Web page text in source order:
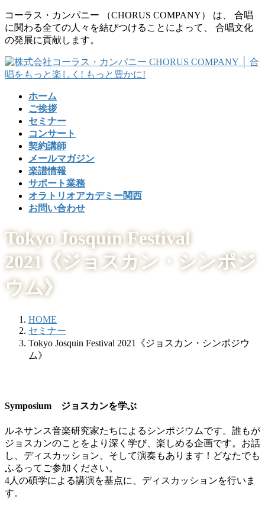
コ
ン
テ
ツ
に
ナ
ビ
ゲ
シ
ョ
コーラス・カンパニー （CHORUS COMPANY） は、 合唱
に関わる全ての人々を結びつけることによって、 合唱文化
の発展に貢献します。
ホーム
ご挨拶
セミナー
コンサート
契約講師
メールマガジン
楽譜情報
サポート業務
オラトリオアカデミー関西
お問い合わせ
Tokyo Josquin Festival
2021《ジョスカン・シンポジ
ウム》
HOME
セミナー
Tokyo Josquin Festival 2021《ジョスカン・シンポジウ
ム》
Symposium ジョスカンを学ぶ
ルネサンス⾳楽研究家たちによるシンポジウムです。誰もが
ジョスカンのことをより深く学び、楽しめる企画です。お話
し、ディスカッション、そして演奏もあります！どなたでも
ふるってご参加ください。
4人の碩学による講演を基点に、ディスカッションを行いま
す。